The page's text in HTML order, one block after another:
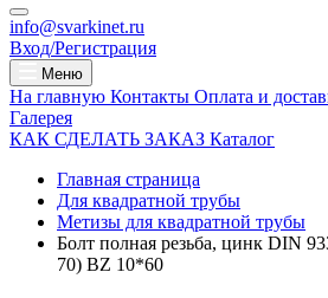
info@svarkinet.ru
Вход/Регистрация
Меню
На главную Контакты Оплата и
Галерея
КАК СДЕЛАТЬ ЗАКАЗ Каталог
Главная страница
Для квадратной трубы
Метизы для квадратной трубы
Болт полная резьба, цинк DIN
70) BZ 10*60